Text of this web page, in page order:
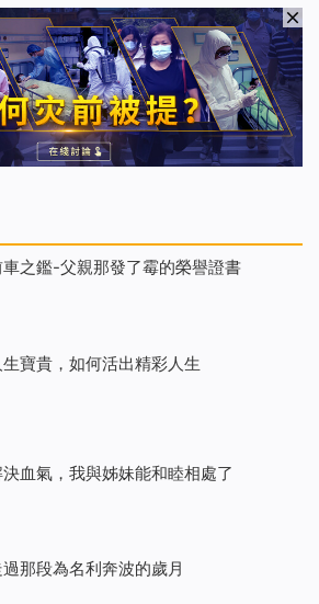
之鑑-父親那發了霉的榮譽證書
生寶貴，如何活出精彩人生
血氣，我與姊妹能和睦相處了
過那段為名利奔波的歲月